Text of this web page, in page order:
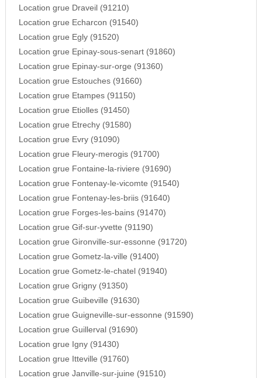
Location grue Draveil (91210)
Location grue Echarcon (91540)
Location grue Egly (91520)
Location grue Epinay-sous-senart (91860)
Location grue Epinay-sur-orge (91360)
Location grue Estouches (91660)
Location grue Etampes (91150)
Location grue Etiolles (91450)
Location grue Etrechy (91580)
Location grue Evry (91090)
Location grue Fleury-merogis (91700)
Location grue Fontaine-la-riviere (91690)
Location grue Fontenay-le-vicomte (91540)
Location grue Fontenay-les-briis (91640)
Location grue Forges-les-bains (91470)
Location grue Gif-sur-yvette (91190)
Location grue Gironville-sur-essonne (91720)
Location grue Gometz-la-ville (91400)
Location grue Gometz-le-chatel (91940)
Location grue Grigny (91350)
Location grue Guibeville (91630)
Location grue Guigneville-sur-essonne (91590)
Location grue Guillerval (91690)
Location grue Igny (91430)
Location grue Itteville (91760)
Location grue Janville-sur-juine (91510)